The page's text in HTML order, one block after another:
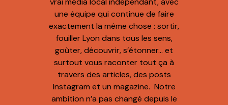
une équipe qui continue de faire
exactement la même chose : sortir,
fouiller Lyon dans tous les sens,
goûter, découvrir, s’étonner… et
surtout vous raconter tout ça à
travers des articles, des posts
Instagram et un magazine. Notre
ambition n’a pas changé depuis le